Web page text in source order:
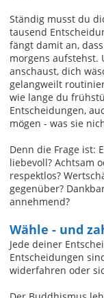
Ständig musst du
tausend
fängt damit an,
morgens aufstehst.
anschaust, dich
gelangweilt
wie lange du
Entscheidungen,
mögen - was sie
Denn die Frage ist:
liebevoll? Achtsam
respektlos?
gegenüber?
annehmend?
Wähle - und
Jede deiner
Entscheidungen
widerfahren oder